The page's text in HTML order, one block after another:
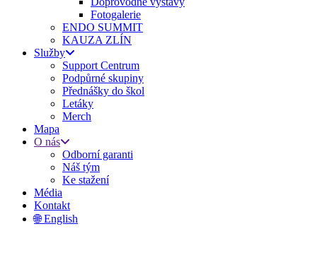
Fotogalerie
ENDO SUMMIT
KAUZA ZLÍN
Služby
Support Centrum
Podpůrné skupiny
Přednášky do škol
Letáky
Merch
Mapa
O nás
Odborní garanti
Náš tým
Ke stažení
Média
Kontakt
🌐 English